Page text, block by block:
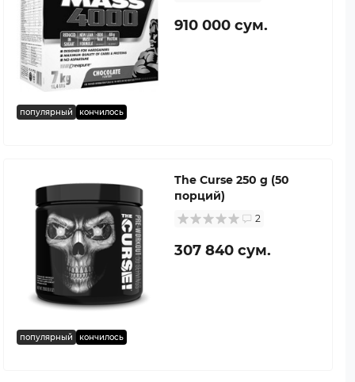
популярный кончилось
910 000 сум.
популярный кончилось
The Curse 250 g (50
порций)
2
307 840 сум.